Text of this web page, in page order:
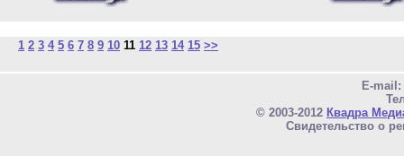
1 2 3 4 5 6 7 8 9 10 11 12 13 14 15 >>
E-mail:
© 2003-2012 Квадра
Свидетельство о